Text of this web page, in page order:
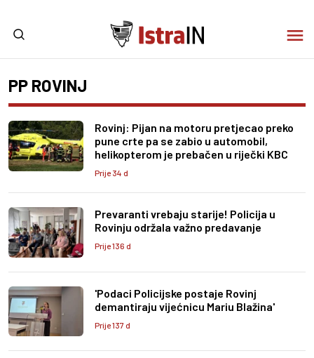
PP ROVINJ
Rovinj: Pijan na motoru pretjecao preko
pune crte pa se zabio u automobil,
helikopterom je prebačen u riječki KBC
Prije 34 d
Prevaranti vrebaju starije! Policija u
Rovinju održala važno predavanje
Prije 136 d
'Podaci Policijske postaje Rovinj
demantiraju vijećnicu Mariu Blažina'
Prije 137 d